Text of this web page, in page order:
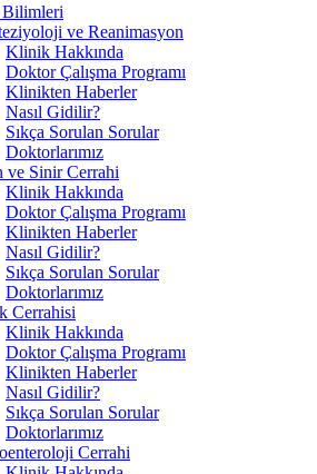
Bilimleri
ve Reanimasyon
Klinik Hakkında
Doktor Çalışma Programı
Klinikten Haberler
Nasıl Gidilir?
Sıkça Sorulan Sorular
Doktorlarımız
ve Sinir Cerrahi
Klinik Hakkında
Doktor Çalışma Programı
Klinikten Haberler
Nasıl Gidilir?
Sıkça Sorulan Sorular
Doktorlarımız
Cerrahisi
Klinik Hakkında
Doktor Çalışma Programı
Klinikten Haberler
Nasıl Gidilir?
Sıkça Sorulan Sorular
Doktorlarımız
Cerrahi